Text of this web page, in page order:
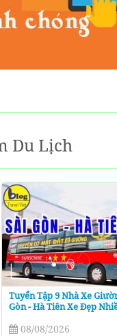
Du Lịch
Tuyển Tập 9 Nhà Xe
Gòn - Hà Tiên Xe Đẹp
08/08/2026